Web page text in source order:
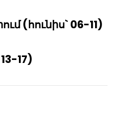
(հունիս` 06-11)
17)